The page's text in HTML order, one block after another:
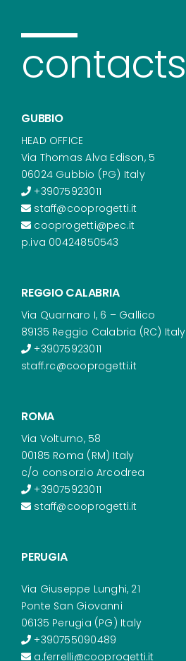
contacts
GUBBIO
HEAD OFFICE
Via Thomas Alva Edison, 5
06024 Gubbio (PG) Italy
+39075923011
staff@cooprogetti.it
cooprogetti@pec.it
p.iva 00424850543
REGGIO CALABRIA
Via Quarnaro I, 6 – Gallico
89135 Reggio Calabria (RC) Italy
+39075923011
staff.rc@cooprogetti.it
ROMA
Via Volturno, 58
00185 Roma (RM) Italy
c/o consorzio Arcodrea
+39075923011
staff@cooprogetti.it
PERUGIA
Via Giuseppe Lunghi, 21
Ponte San Giovanni
06135 Perugia (PG) Italy
+390755090489
a.ferrelli@cooprogetti.it